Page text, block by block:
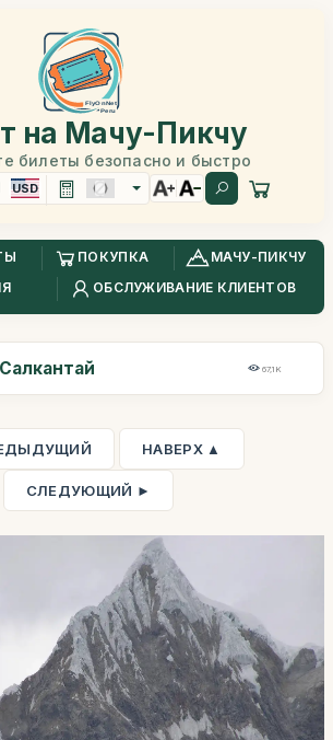
на Мачу-Пикчу
билеты безопасно и быстро
USD
ПОКУПКА
МАЧУ-ПИКЧУ
ОБСЛУЖИВАНИЕ КЛИЕНТОВ
67,1K
НАВЕРХ ▲
СЛЕДУЮЩИЙ ►